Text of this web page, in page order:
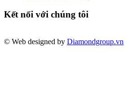
Kết nối với chúng tôi
© Web designed by Diamondgroup.vn